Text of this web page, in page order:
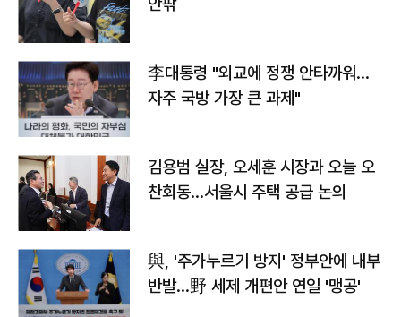
안팎
李대통령 "외교에 정쟁 안타까워…
자주 국방 가장 큰 과제"
김용범 실장, 오세훈 시장과 오늘 오
찬회동...서울시 주택 공급 논의
與, '주가누르기 방지' 정부안에 내부
반발…野 세제 개편안 연일 '맹공'